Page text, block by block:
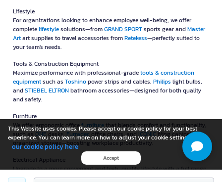
Lifestyle
For organizations looking to enhance employee well-being, we offer
completelifestylesolutions—fromGRAND SPORTsports gear andMaster
Artart supplies to travel accessories fromRetekess—perfectly suited to
your team's needs.
Tools & Construction Equipment
Maximize performance with professional-gradetools & construction
equipmentsuch as Toshinopower strips and cables, Philips light bulbs,
andSTIEBEL ELTRONbathroom accessories—designed for both quality
and safety.
Furniture
We offer ergonomic officefurniture that blends comfort and functionality,
such as ONE desks, Furradec office chairs, and ICONIC filing cabinets for
organized storage—boosting workplace productivity.
Electrical Appliance
Upgrade to a more convenient and high-quality lifestyle with a full range
ofelectrical appliance, includingXiaomiair purifiers,Masterkool
This Website uses cookies. Please accept our cookie policy for your best
experience. You can learn more on how to adjust your cookie setting in
our cookie policy here
Accept